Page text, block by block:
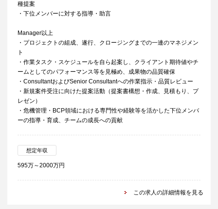
種提案
・下位メンバーに対する指導・助言
Manager以上
・プロジェクトの組成、遂行、クロージングまでの一連のマネジメン
ト
・作業タスク・スケジュールを自ら起案し、クライアント期待値やチ
ームとしてのパフォーマンス等を見極め、成果物の品質確保
・ConsultantおよびSenior Consultantへの作業指示・品質レビュー
・新規案件受注に向けた提案活動（提案書構想・作成、見積もり、プ
レゼン）
・危機管理・BCP領域における専門性や経験等を活かした下位メンバ
ーの指導・育成、チームの成長への貢献
想定年収
595万～2000万円
この求人の詳細情報を見る